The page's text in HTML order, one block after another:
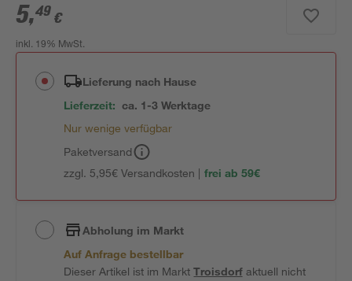
5,49 €
inkl. 19% MwSt.
Lieferung nach Hause
Lieferzeit: ca. 1-3 Werktage
Nur wenige verfügbar
Paketversand
zzgl. 5,95€ Versandkosten | frei ab 59€
Abholung im Markt
Auf Anfrage bestellbar
Dieser Artikel ist im MarktTroisdorfaktuell nicht